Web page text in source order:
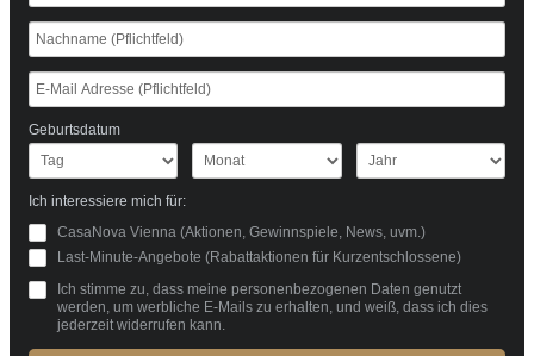
Geburtsdatum
Ich interessiere mich für:
CasaNova Vienna (Aktionen, Gewinnspiele, News, uvm.)
Last-Minute-Angebote (Rabattaktionen für Kurzentschlossene)
Ich stimme zu, dass meine personenbezogenen Daten genutzt
werden, um werbliche E-Mails zu erhalten, und weiß, dass ich dies
jederzeit widerrufen kann.